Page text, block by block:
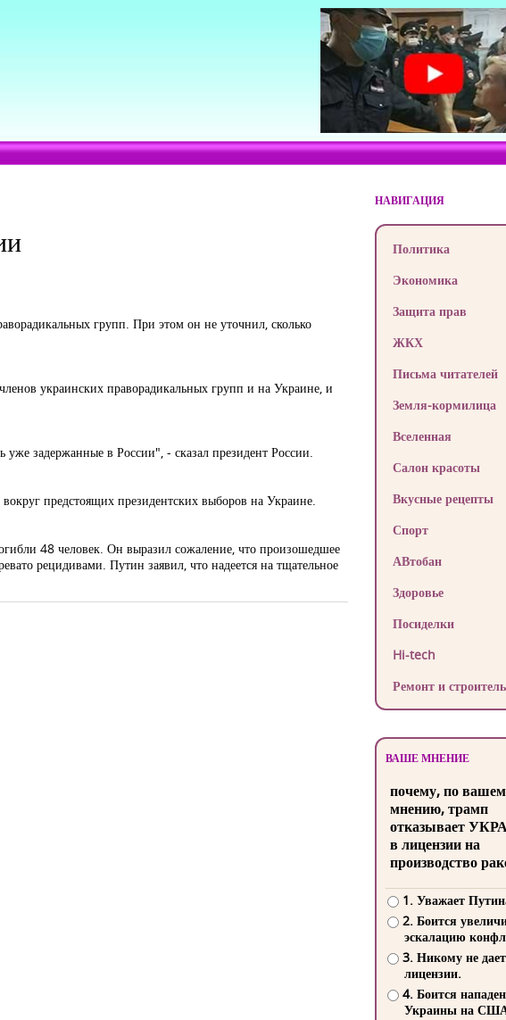
групп. При этом он не уточнил, сколько
украинских праворадикальных групп и на Украине, и
задержанные в России", - сказал президент России.
предстоящих президентских выборов на Украине.
48 человек. Он выразил сожаление, что произошедшее
рецидивами. Путин заявил, что надеется на тщательное
НАВИГАЦИЯ
Политика
Экономика
Защита прав
ЖКХ
Письма читателей
Земля-кормилица
Вселенная
Салон красоты
Вкусные рецепты
Спорт
АВтобан
Здоровье
Посиделки
Hi-tech
Ремонт и
ВАШЕ МНЕНИЕ
почему, по
мнению, трамп
отказывает
в лицензии на
производство
1. Уважает
2. Боится
эскалацию
3. Никому не
лицензии.
4. Боится
Украины на